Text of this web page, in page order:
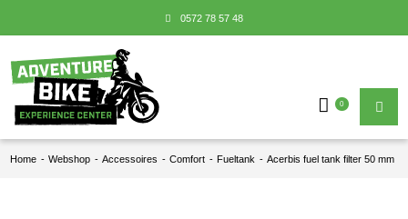
0572 78 57 48
0
Home - Webshop - Accessoires - Comfort - Fueltank - Acerbis fuel tank filter 50 mm